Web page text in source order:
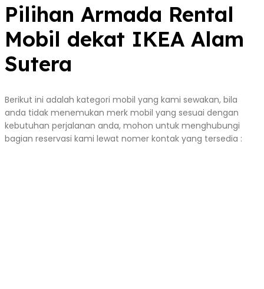
Pilihan Armada Rental
Mobil dekat IKEA Alam
Sutera
Berikut ini adalah kategori mobil yang kami sewakan, bila
anda tidak menemukan merk mobil yang sesuai dengan
kebutuhan perjalanan anda, mohon untuk menghubungi
bagian reservasi kami lewat nomer kontak yang tersedia :